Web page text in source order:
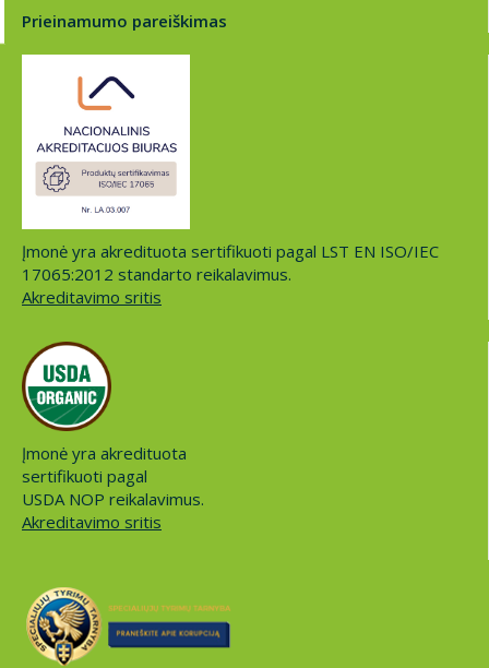
Prieinamumo pareiškimas
Įmonė yra akredituota sertifikuoti pagal LST EN ISO/IEC
17065:2012 standarto reikalavimus.
Akreditavimo sritis
Įmonė yra akredituota
sertifikuoti pagal
USDA NOP reikalavimus.
Akreditavimo sritis